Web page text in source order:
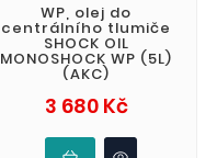
WP, olej do
centrálního tlumiče
SHOCK OIL
MONOSHOCK WP (5L)
(AKC)
3 680 KčCena